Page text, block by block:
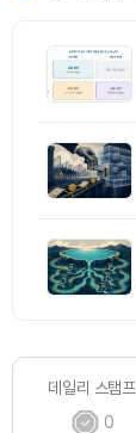
데일리 스탬프
0